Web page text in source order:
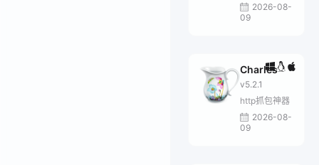
2026-08-
09
Charles
v5.2.1
http抓包神器
2026-08-
09